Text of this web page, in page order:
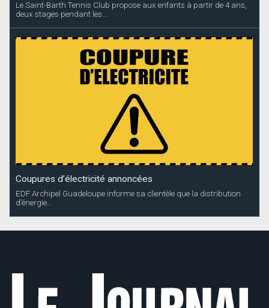
Le Saint-Barth Tennis Club propose aux enfants à partir de 4 ans,
deux stages pendant les...
Coupures d’électricité annoncées
EDF Archipel Guadeloupe informe sa clientèle que la distribution
d’énergie...